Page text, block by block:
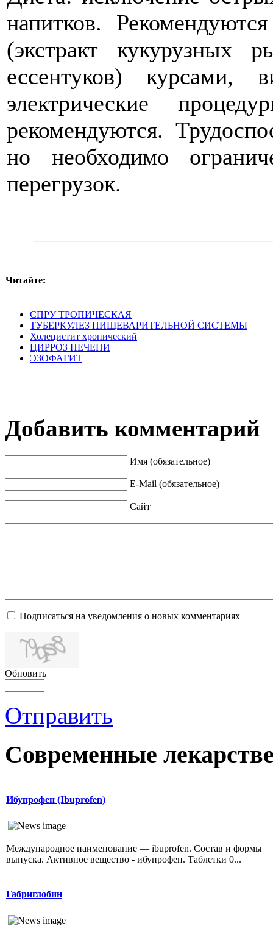
напитков.
(экстракт кукурузных
ессентуков) курсами,
электрические
рекомендуются.
но необходимо
перегрузок.
Читайте:
СПРУ ТРОПИЧЕСКАЯ
ТУБЕРКУЛЕЗ ПИЩЕВАРИТЕЛЬНОЙ СИСТЕМЫ
Холецистит хронический
ЦИРРОЗ ПЕЧЕНИ
ЭЗОФАГИТ
Добавить комментарий
Имя (обязательное)
E-Mail (обязательное)
Сайт
Подписаться на уведомления о новых комментариях
Обновить
Отправить
Современные
Ибупрофен (Ibuprofen)
Международное наименование — ibuprofen. Состав и формы
выпуска. Активное вещество - ибупрофен. Таблетки 0...
Габриглобин